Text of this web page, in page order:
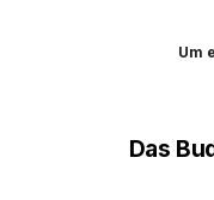
Um
Das